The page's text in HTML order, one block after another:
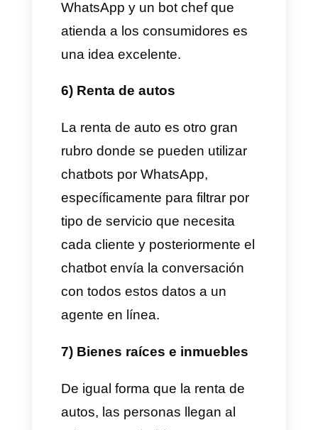
educativas también son un gran
ejemplo de caso de uso para
chatbots en WhatsApp, los
encuentran haciendo
diligencias y gestiones de sus
estudios y WhatsApp es una
gran solución para agilizar
estos procesos, las consultas
son muchas y por esto muchas
unidades educativas suelen
usar chatbots para manejar las
4) E-commerces y tiendas en